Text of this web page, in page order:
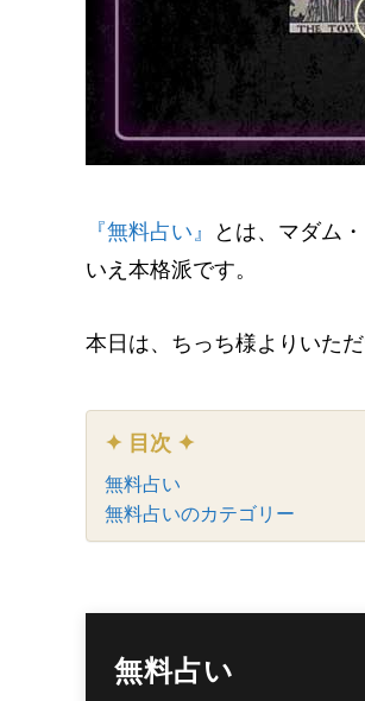
『無料占い』
とは、マダム
いえ本格派です。
本日は、ちっち様よりいた
✦ 目次 ✦
無料占い
無料占いのカテゴリー
無料占い